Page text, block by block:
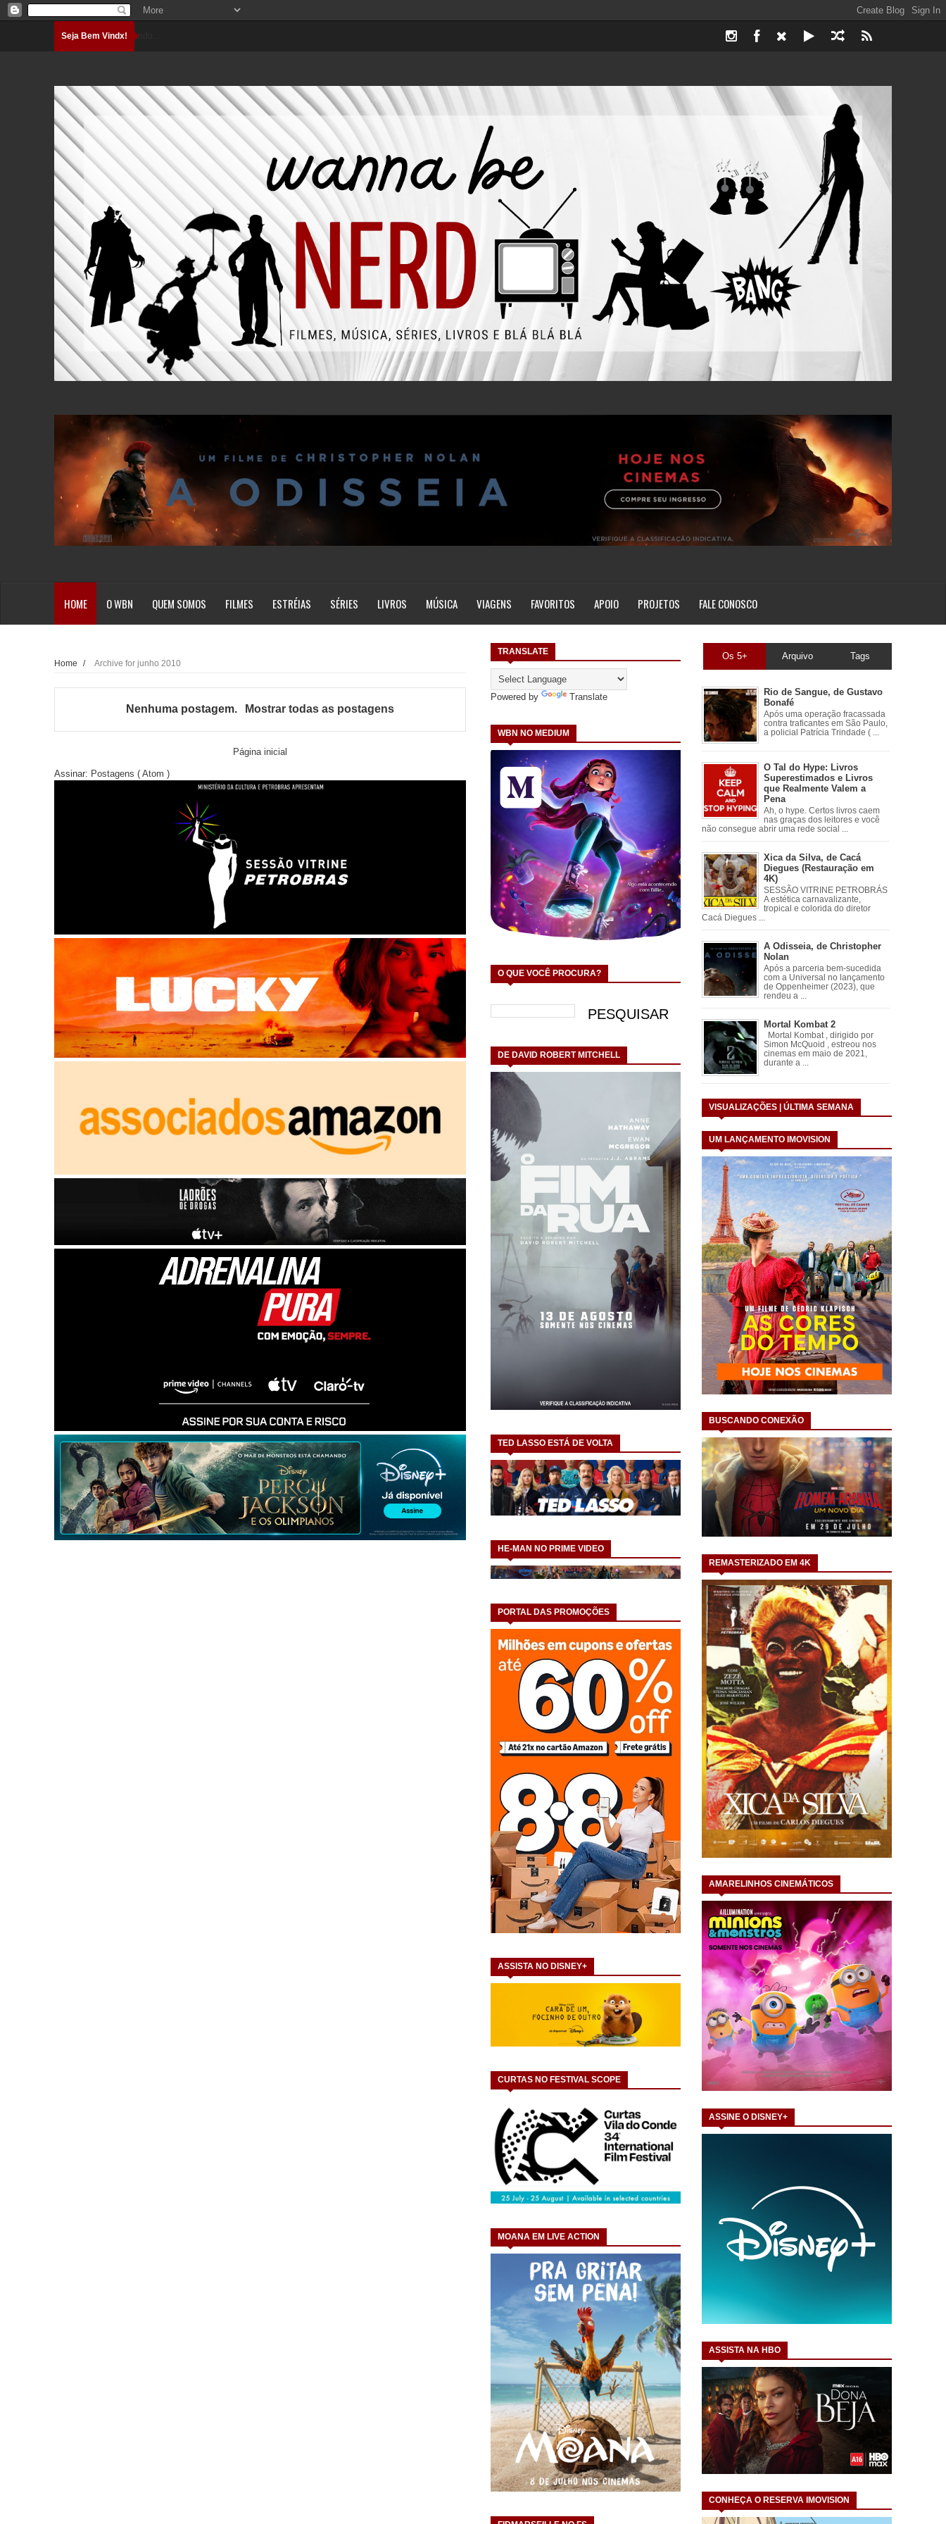
Seja Bem Vindx!Carregando...
HOME O WBN QUEM SOMOS FILMES ESTRÉIAS SÉRIES LIVROS MÚSICA VIAGENS FAVORITOS APOIO PROJETOS FALE CONOSCO
TRANSLATE
Powered by Translate
WBN NO MEDIUM
O QUE VOCÊ PROCURA?
DE DAVID ROBERT MITCHELL
TED LASSO ESTÁ DE VOLTA
HE-MAN NO PRIME VIDEO
PORTAL DAS PROMOÇÕES
ASSISTA NO DISNEY+
CURTAS NO FESTIVAL SCOPE
MOANA EM LIVE ACTION
Home / Archive for junho 2010
Nenhuma postagem. Mostrar todas as postagens
Página inicial
Assinar: Postagens ( Atom )
Os 5+ Arquivo Tags
Rio de Sangue, de Gustavo
Bonafé
Após uma operação fracassada
contra traficantes em São Paulo,
a policial Patrícia Trindade ( ...
O Tal do Hype: Livros
Superestimados e Livros
que Realmente Valem a
Pena
Ah, o hype. Certos livros caem
nas graças dos leitores e você
não consegue abrir uma rede social ...
Xica da Silva, de Cacá
Diegues (Restauração em
4K)
SESSÃO VITRINE PETROBRÁS
A estética carnavalizante,
tropical e colorida do diretor
Cacá Diegues ...
A Odisseia, de Christopher
Nolan
Após a parceria bem-sucedida
com a Universal no lançamento
de Oppenheimer (2023), que
rendeu a ...
Mortal Kombat 2
Mortal Kombat , dirigido por
Simon McQuoid , estreou nos
cinemas em maio de 2021,
durante a ...
VISUALIZAÇÕES | ÚLTIMA SEMANA
UM LANÇAMENTO IMOVISION
BUSCANDO CONEXÃO
REMASTERIZADO EM 4K
AMARELINHOS CINEMÁTICOS
ASSINE O DISNEY+
ASSISTA NA HBO
CONHEÇA O RESERVA IMOVISION